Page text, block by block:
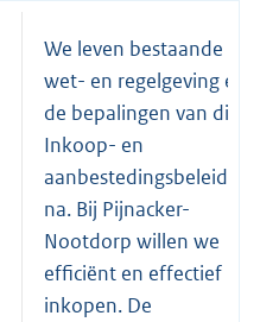
We leven bestaande
wet- en regelgeving en
de bepalingen van dit
Inkoop- en
aanbestedingsbeleid
na. Bij Pijnacker-
Nootdorp willen we
efficiënt en effectief
inkopen. De